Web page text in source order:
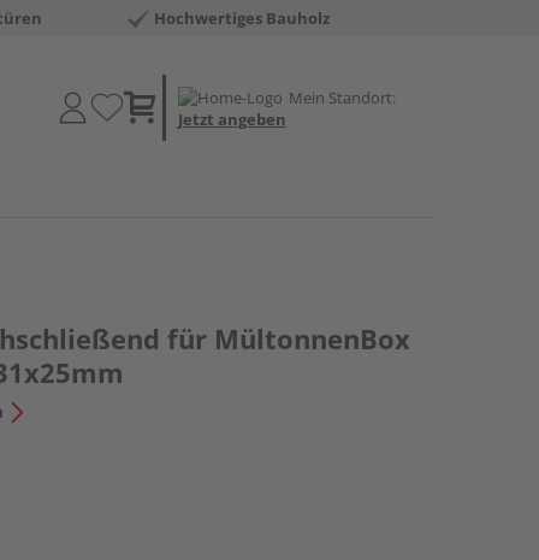
Hochwertiges Bauholz
Mein Standort:
Jetzt angeben
für MültonnenBox